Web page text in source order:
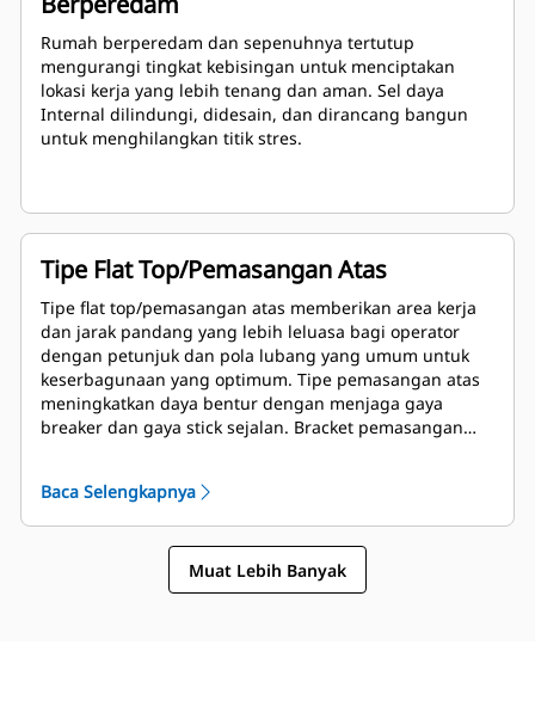
Rumah berperedam dan sepenuhnya tertutup
mengurangi tingkat kebisingan untuk menciptakan
lokasi kerja yang lebih tenang dan aman. Sel daya
Internal dilindungi, didesain, dan dirancang bangun
untuk menghilangkan titik stres.
Tipe Flat Top/Pemasangan Atas
Tipe flat top/pemasangan atas memberikan area kerja
dan jarak pandang yang lebih leluasa bagi operator
dengan petunjuk dan pola lubang yang umum untuk
keserbagunaan yang optimum. Tipe pemasangan atas
meningkatkan daya bentur dengan menjaga gaya
breaker dan gaya stick sejalan. Bracket pemasangan
benturan pada struktur alat berat. Perlengkapan
tambahan untuk bracket pemasangan tersedia untuk
mengakomodasi preferensi pin-on atau coupler.
Baca Selengkapnya
Muat Lebih Banyak